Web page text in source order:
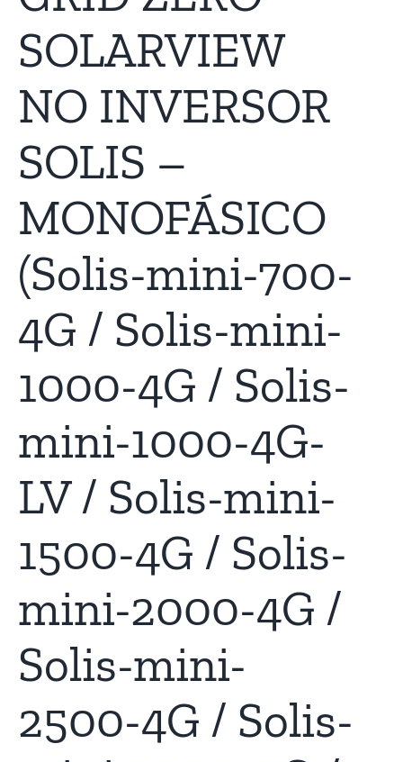
SOLARVIEW
NO INVERSOR
SOLIS –
MONOFÁSICO
(Solis-mini-700-
4G / Solis-mini-
1000-4G / Solis-
mini-1000-4G-
LV / Solis-mini-
1500-4G / Solis-
mini-2000-4G /
Solis-mini-
2500-4G / Solis-